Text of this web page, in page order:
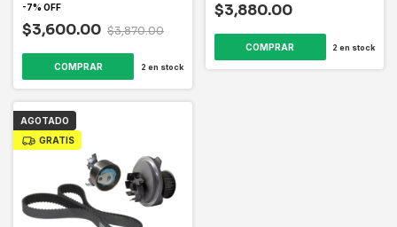
-7% OFF
$3,600.00 $3,870.00
2 en stock
$3,880.00
2 en stock
AGOTADO
GRATIS